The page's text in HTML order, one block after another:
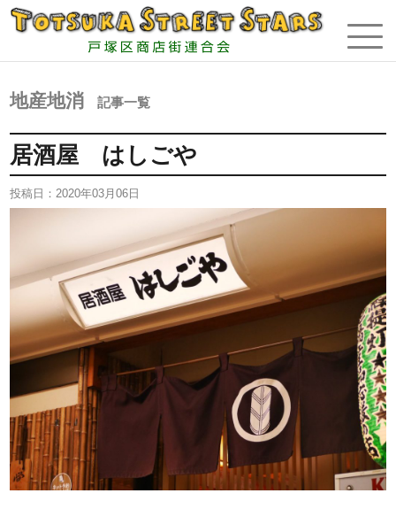
地産地消 記事一覧
居酒屋 はしごや
投稿日：2020年03月06日